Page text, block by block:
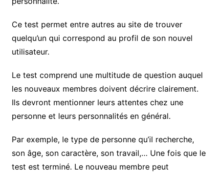
Ce test permet entre autres au site de trouver
quelqu’un qui correspond au profil de son nouvel
utilisateur.
Le test comprend une multitude de question auquel
les nouveaux membres doivent décrire clairement.
Ils devront mentionner leurs attentes chez une
personne et leurs personnalités en général.
Par exemple, le type de personne qu’il recherche,
son âge, son caractère, son travail,… Une fois que le
test est terminé. Le nouveau membre peut